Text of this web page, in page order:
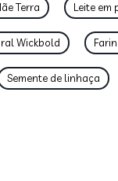
Terra Leite em
Wickbold
Semente de linhaça